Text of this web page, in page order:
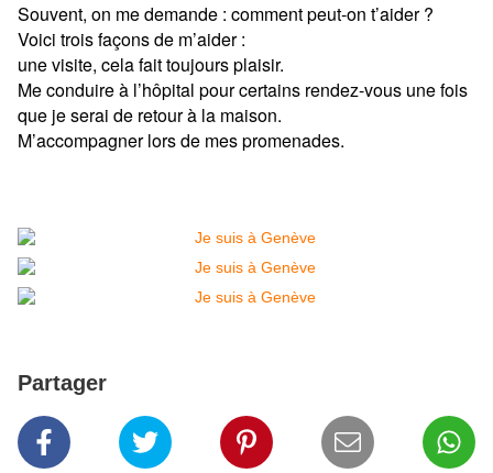
Souvent, on me demande : comment peut-on t’aider ?
Voici trois façons de m’aider :
une visite, cela fait toujours plaisir.
Me conduire à l’hôpital pour certains rendez-vous une fois
que je serai de retour à la maison.
M’accompagner lors de mes promenades.
Partager